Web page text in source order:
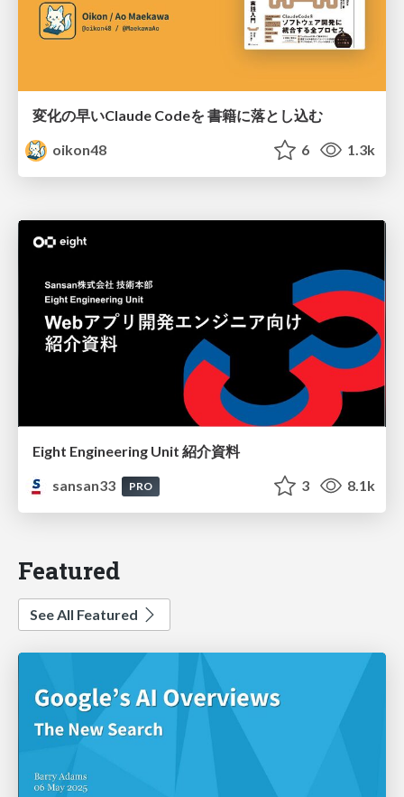
変化の早いClaude Codeを 書籍に落とし込む
oikon48
6 1.3k
Eight Engineering Unit 紹介資料
sansan33
PRO 3 8.1k
Featured
See All Featured